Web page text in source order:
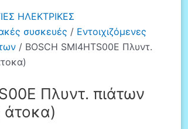
ΗΛΕΚΤΡΙΚΕΣ
συσκευές / Εντοιχιζόμενες
/ BOSCH SMI4HTS00E Πλυντ.
Πλυντ. πιάτων
άτοκα)